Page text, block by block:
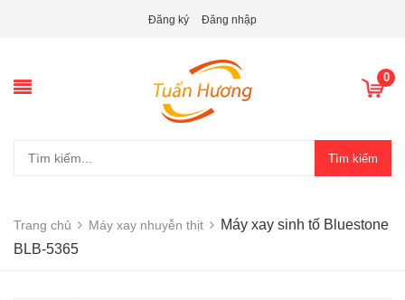
Đăng ký Đăng nhập
0
Tìm kiếm
Trang chủ Máy xay nhuyễn thịt
Máy xay sinh tố Bluestone
BLB-5365